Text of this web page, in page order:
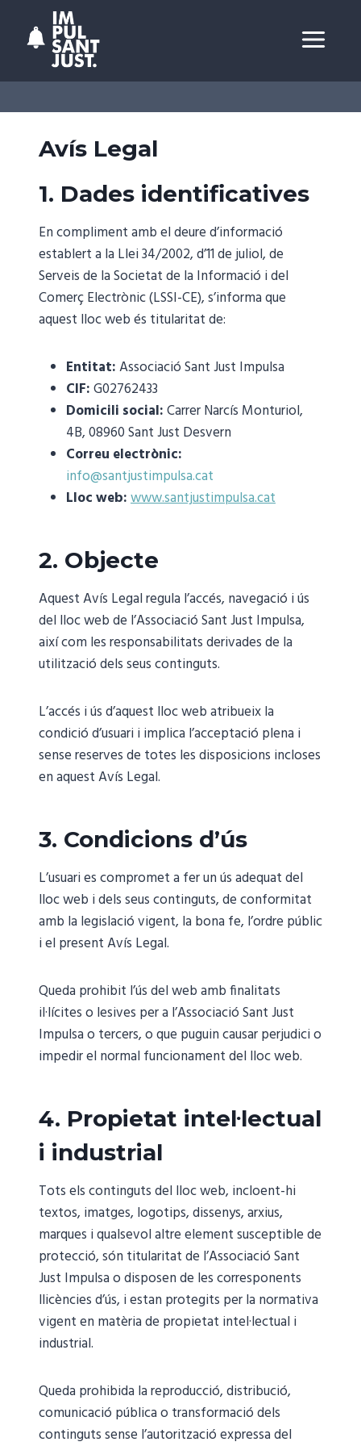
contingut
Avís Legal
1. Dades identificatives
En compliment amb el deure d’informació
establert a la Llei 34/2002, d’11 de juliol, de
Serveis de la Societat de la Informació i del
Comerç Electrònic (LSSI-CE), s’informa que
aquest lloc web és titularitat de:
Entitat:Associació Sant Just Impulsa
CIF:G02762433
Domicili social:Carrer Narcís Monturiol,
4B, 08960 Sant Just Desvern
Correu electrònic:
info@santjustimpulsa.cat
Lloc web:www.santjustimpulsa.cat
2. Objecte
Aquest Avís Legal regula l’accés, navegació i ús
del lloc web de l’Associació Sant Just Impulsa,
així com les responsabilitats derivades de la
utilització dels seus continguts.
L’accés i ús d’aquest lloc web atribueix la
condició d’usuari i implica l’acceptació plena i
sense reserves de totes les disposicions incloses
en aquest Avís Legal.
3. Condicions d’ús
L’usuari es compromet a fer un ús adequat del
lloc web i dels seus continguts, de conformitat
amb la legislació vigent, la bona fe, l’ordre públic
i el present Avís Legal.
Queda prohibit l’ús del web amb finalitats
il·lícites o lesives per a l’Associació Sant Just
Impulsa o tercers, o que puguin causar perjudici o
impedir el normal funcionament del lloc web.
4. Propietat intel·lectual
i industrial
Tots els continguts del lloc web, incloent-hi
textos, imatges, logotips, dissenys, arxius,
marques i qualsevol altre element susceptible de
protecció, són titularitat de l’Associació Sant
Just Impulsa o disposen de les corresponents
llicències d’ús, i estan protegits per la normativa
vigent en matèria de propietat intel·lectual i
industrial.
Queda prohibida la reproducció, distribució,
comunicació pública o transformació dels
continguts sense l’autorització expressa del